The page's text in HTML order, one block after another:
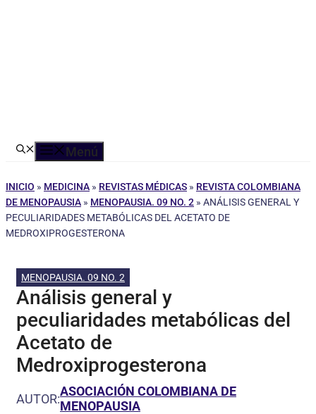
Menú
INICIO » MEDICINA » REVISTAS MÉDICAS » REVISTA COLOMBIANA
DE MENOPAUSIA » MENOPAUSIA. 09 NO. 2 » ANÁLISIS GENERAL Y
PECULIARIDADES METABÓLICAS DEL ACETATO DE
MEDROXIPROGESTERONA
MENOPAUSIA. 09 NO. 2
Análisis general y
peculiaridades metabólicas del
Acetato de
Medroxiprogesterona
AUTOR:ASOCIACIÓN COLOMBIANA DE
MENOPAUSIA